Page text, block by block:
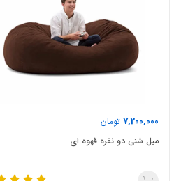
7,200,000 تومان
مبل شنی دو نفره قهوه ای